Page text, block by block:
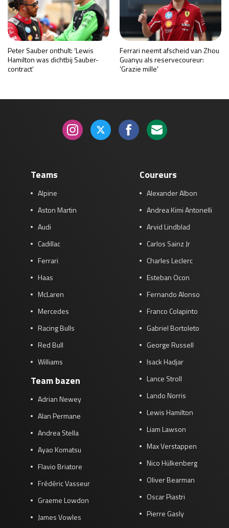
Peter Sauber onthult: ‘Lewis
Hamilton was dichtbij Sauber-
contract’
Ferrari neemt afscheid van Zhou
Guanyu als reservecoureur:
‘Grazie mille’
Teams
Alpine
Aston Martin
Audi
Cadillac
Ferrari
Haas
McLaren
Mercedes
Racing Bulls
Red Bull
Williams
Team bazen
Adrian Newey
Alan Permane
Andrea Stella
Ayao Komatsu
Flavio Briatore
Frédéric Vasseur
Graeme Lowdon
James Vowles
Coureurs
Alexander Albon
Andrea Kimi Antonelli
Arvid Lindblad
Carlos Sainz Jr
Charles Leclerc
Esteban Ocon
Fernando Alonso
Franco Colapinto
Gabriel Bortoleto
George Russell
Isack Hadjar
Lance Stroll
Lando Norris
Lewis Hamilton
Liam Lawson
Max Verstappen
Nico Hülkenberg
Oliver Bearman
Oscar Piastri
Pierre Gasly